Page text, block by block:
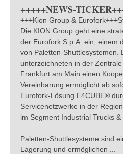
+++++NEWS-
+++Kion Group &
Die KION Group geht eine
der Eurofork S.p.A. ein, einem
von Paletten-Shuttlesystemen.
unterzeichneten in der
Frankfurt am Main einen
Vereinbarung ermöglicht ab
Eurofork-Lösung E4CUBE®
Servicenetzwerke in der
im Segment Industrial Trucks &
Paletten-Shuttlesysteme sind
Lagerung und ermöglichen ...